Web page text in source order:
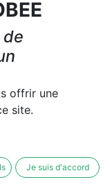
offrir une
site.
Je suis d'accord